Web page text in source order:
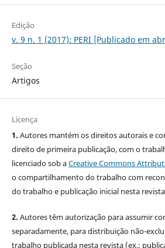
Edição
v. 9 n. 1 (2017): PERI [Publicado em
Seção
Artigos
Licença
1. Autores mantém os direitos autorais e
direito de primeira publicação, com o
licenciado sob aCreative Commons
o compartilhamento do trabalho com
do trabalho e publicação inicial nesta
2. Autores têm autorização para assumir
separadamente, para distribuição não-
trabalho publicada nesta revista (ex.: